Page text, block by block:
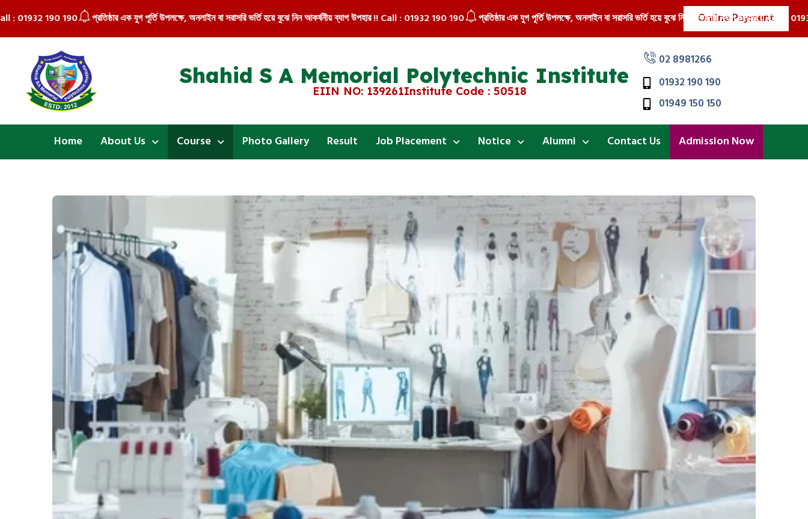
Online Payment
190 190 প্রতিষ্ঠার এক যুগ পূর্তি উপলক্ষে, অনলাইন বা সরাসরি ভর্তি হয়ে বুঝে নিন আকর্ষনীয় ব্যাগ উপহার !! Call : 01932 190 190 প্রতিষ্ঠার এক যুগ পূর্তি উপলক্ষে, অনলাইন বা সরাসরি ভর্তি হয়ে বুঝে নিন আকর্ষনীয় ব্যাগ উপহার !! Call : 01932 190
Shahid S A Memorial Polytechnic Institute
EIIN NO: 139261Institute Code : 50518
02 8981266
01932 190 190
01949 150 150
Home About Us Course Photo Gallery Result Job Placement Notice Alumni Contact Us Admission Now